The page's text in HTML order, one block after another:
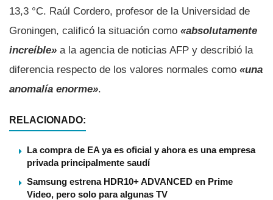
13,3 °C. Raúl Cordero, profesor de la Universidad de
Groningen, calificó la situación como «absolutamente
increíble» a la agencia de noticias AFP y describió la
diferencia respecto de los valores normales como «una
anomalía enorme».
RELACIONADO:
La compra de EA ya es oficial y ahora es una empresa
privada principalmente saudí
Samsung estrena HDR10+ ADVANCED en Prime
Video, pero solo para algunas TV